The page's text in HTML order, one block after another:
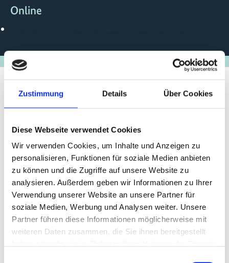
Zustimmung Details Über Cookies
Diese Webseite verwendet Cookies
Wir verwenden Cookies, um Inhalte und Anzeigen zu
personalisieren, Funktionen für soziale Medien anbieten
zu können und die Zugriffe auf unsere Website zu
analysieren. Außerdem geben wir Informationen zu Ihrer
Verwendung unserer Website an unsere Partner für
soziale Medien, Werbung und Analysen weiter. Unsere
Partner führen diese Informationen möglicherweise mit
weiteren Daten zusammen, die Sie ihnen bereitgestellt
Online
Stand der
Umsetzung/Ergebnisse
Weitere Informationen zum Projekt sowie zum
Umsetzungsstand finden Sie auf der Internetseite der
IKI Small Grants: iki-small-grants.de
Letzte Aktualisierung:
08/2026